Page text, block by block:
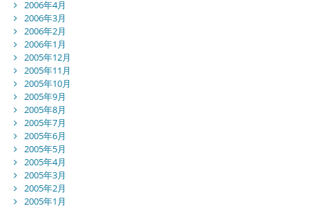
2006年4月
2006年3月
2006年2月
2006年1月
2005年12月
2005年11月
2005年10月
2005年9月
2005年8月
2005年7月
2005年6月
2005年5月
2005年4月
2005年3月
2005年2月
2005年1月